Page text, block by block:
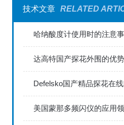
技术文章 RELATED
哈纳酸度计使用时的注意
达高特国产探花外围的优势
美国蒙那多频闪仪的应用